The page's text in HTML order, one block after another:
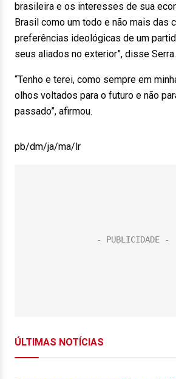
brasileira e os interesses de sua
Brasil como um todo e não mais das
preferências ideológicas de um
seus aliados no exterior”, disse Serra.
“Tenho e terei, como sempre em
olhos voltados para o futuro e não
passado”, afirmou.
pb/dm/ja/ma/lr